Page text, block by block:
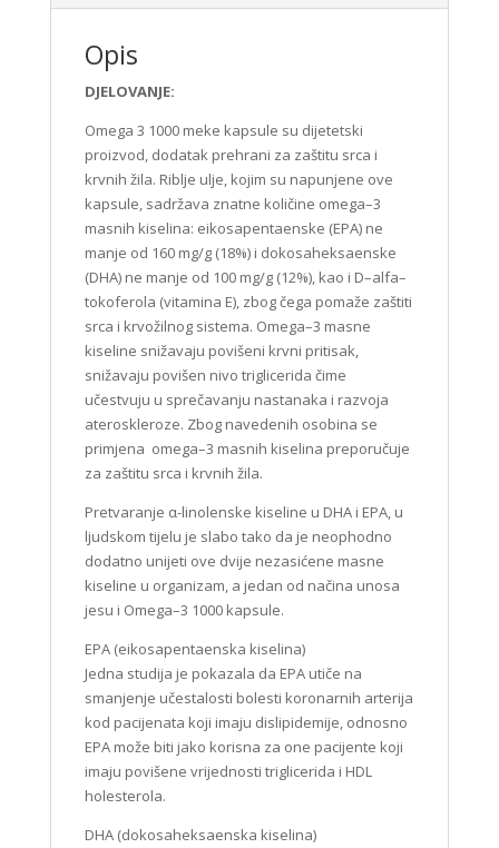
Opis
DJELOVANJE:
Omega 3 1000 meke kapsule su dijetetski
proizvod, dodatak prehrani za zaštitu srca i
krvnih žila. Riblje ulje, kojim su napunjene ove
kapsule, sadržava znatne količine omega–3
masnih kiselina: eikosapentaenske (EPA) ne
manje od 160 mg/g (18%) i dokosaheksaenske
(DHA) ne manje od 100 mg/g (12%), kao i D–alfa–
tokoferola (vitamina E), zbog čega pomaže zaštiti
srca i krvožilnog sistema. Omega–3 masne
kiseline snižavaju povišeni krvni pritisak,
snižavaju povišen nivo triglicerida čime
učestvuju u sprečavanju nastanaka i razvoja
ateroskleroze. Zbog navedenih osobina se
primjena omega–3 masnih kiselina preporučuje
za zaštitu srca i krvnih žila.
Pretvaranje α-linolenske kiseline u DHA i EPA, u
ljudskom tijelu je slabo tako da je neophodno
dodatno unijeti ove dvije nezasićene masne
kiseline u organizam, a jedan od načina unosa
jesu i Omega–3 1000 kapsule.
EPA (eikosapentaenska kiselina)
Jedna studija je pokazala da EPA utiče na
smanjenje učestalosti bolesti koronarnih arterija
kod pacijenata koji imaju dislipidemije, odnosno
EPA može biti jako korisna za one pacijente koji
imaju povišene vrijednosti triglicerida i HDL
holesterola.
DHA (dokosaheksaenska kiselina)